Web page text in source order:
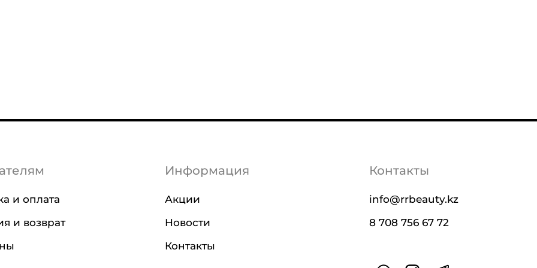
и оплата
и возврат
Информация
Акции
Новости
Контакты
Контакты
info@rrbeauty.kz
8 708 756 67 72